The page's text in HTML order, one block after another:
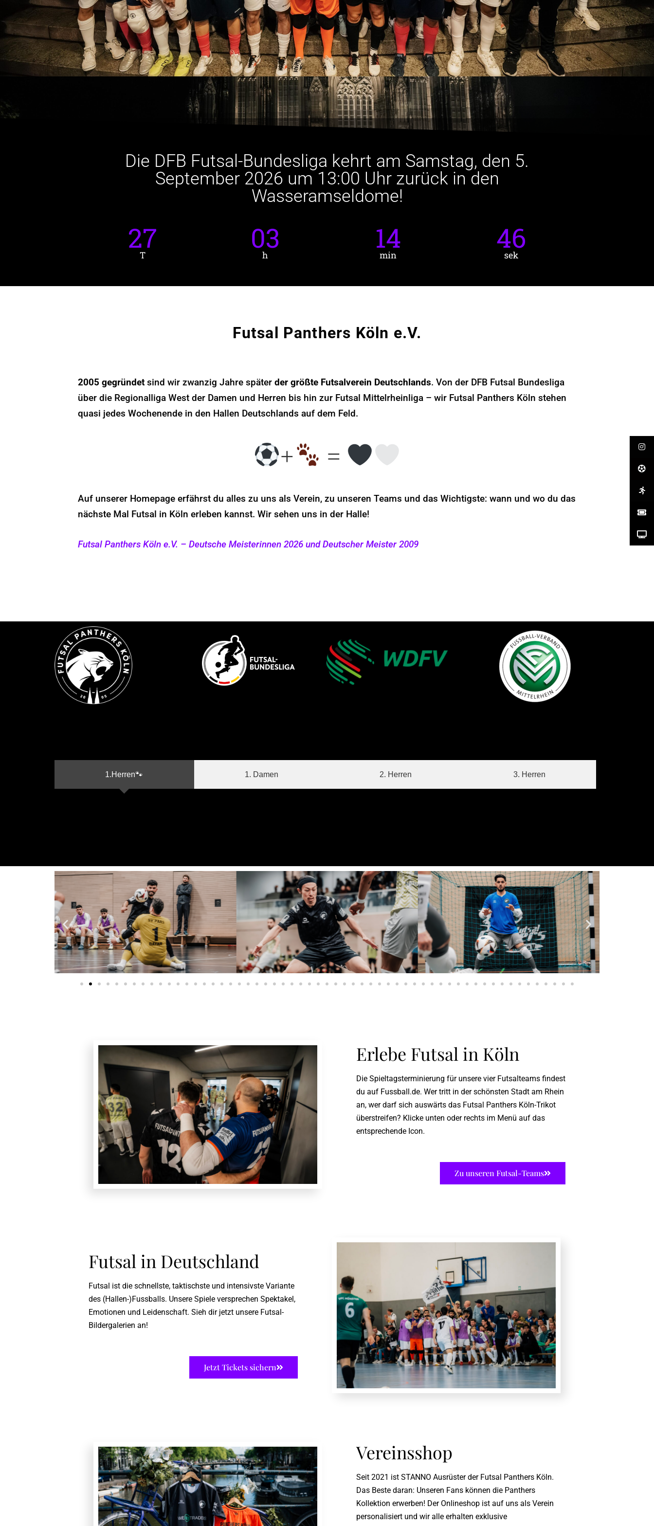
Die DFB Futsal-Bundesliga kehrt am Samstag, den 5.
September 2026 um 13:00 Uhr zurück in den
Wasseramseldome!
27
T 03
h 14
min 44
sek
Futsal Panthers Köln e.V.
2005 gegründetsind wir zwanzig Jahre später der größte Futsalverein Deutschlands. Von der DFB Futsal Bundesliga
über die Regionalliga West der Damen und Herren bis hin zur Futsal Mittelrheinliga – wir Futsal Panthers Köln stehen
quasi jedes Wochenende in den Hallen Deutschlands auf dem Feld.
+ =
Auf unserer Homepage erfährst du alles zu uns als Verein, zu unseren Teams und das Wichtigste: wann und wo du das
nächste Mal Futsal in Köln erleben kannst. Wir sehen uns in der Halle!
Futsal Panthers Köln e.V. – Deutsche Meisterinnen 2026 und Deutscher Meister 2009
1.Herren🐾 1. Damen 2. Herren 3. Herren
Erlebe Futsal in Köln
Die Spieltagsterminierung für unsere vier Futsalteams findest
du auf Fussball.de. Wer tritt in der schönsten Stadt am Rhein
an, wer darf sich auswärts das Futsal Panthers Köln-Trikot
überstreifen? Klicke unten oder rechts im Menü auf das
entsprechende Icon.
Zu unseren Futsal-Teams
Futsal in Deutschland
Futsal ist die schnellste, taktischste und intensivste Variante
des (Hallen-)Fussballs. Unsere Spiele versprechen Spektakel,
Emotionen und Leidenschaft. Sieh dir jetzt unsere Futsal-
Bildergalerien an!
Jetzt Tickets sichern
Vereinsshop
Seit 2021 ist STANNO Ausrüster der Futsal Panthers Köln.
Das Beste daran: Unseren Fans können die Panthers
Kollektion erwerben! Der Onlineshop ist auf uns als Verein
personalisiert und wir alle erhalten exklusive